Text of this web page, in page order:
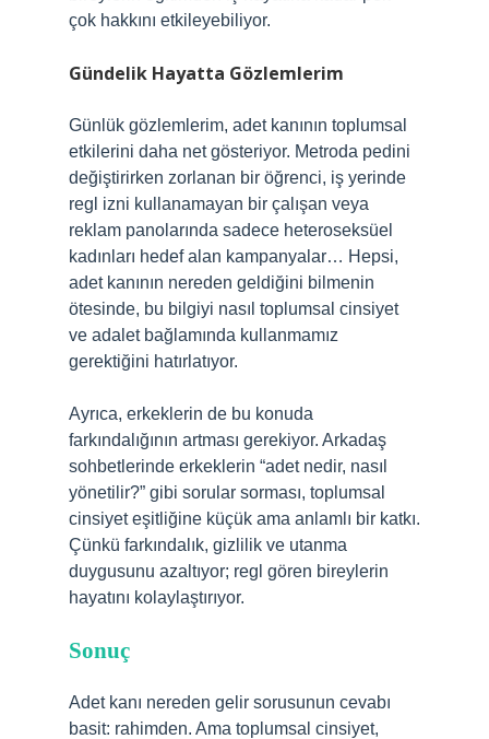
çok hakkını etkileyebiliyor.
Gündelik Hayatta Gözlemlerim
Günlük gözlemlerim, adet kanının toplumsal
etkilerini daha net gösteriyor. Metroda pedini
değiştirirken zorlanan bir öğrenci, iş yerinde
regl izni kullanamayan bir çalışan veya
reklam panolarında sadece heteroseksüel
kadınları hedef alan kampanyalar… Hepsi,
adet kanının nereden geldiğini bilmenin
ötesinde, bu bilgiyi nasıl toplumsal cinsiyet
ve adalet bağlamında kullanmamız
gerektiğini hatırlatıyor.
Ayrıca, erkeklerin de bu konuda
farkındalığının artması gerekiyor. Arkadaş
sohbetlerinde erkeklerin “adet nedir, nasıl
yönetilir?” gibi sorular sorması, toplumsal
cinsiyet eşitliğine küçük ama anlamlı bir katkı.
Çünkü farkındalık, gizlilik ve utanma
duygusunu azaltıyor; regl gören bireylerin
hayatını kolaylaştırıyor.
Sonuç
Adet kanı nereden gelir sorusunun cevabı
basit: rahimden. Ama toplumsal cinsiyet,